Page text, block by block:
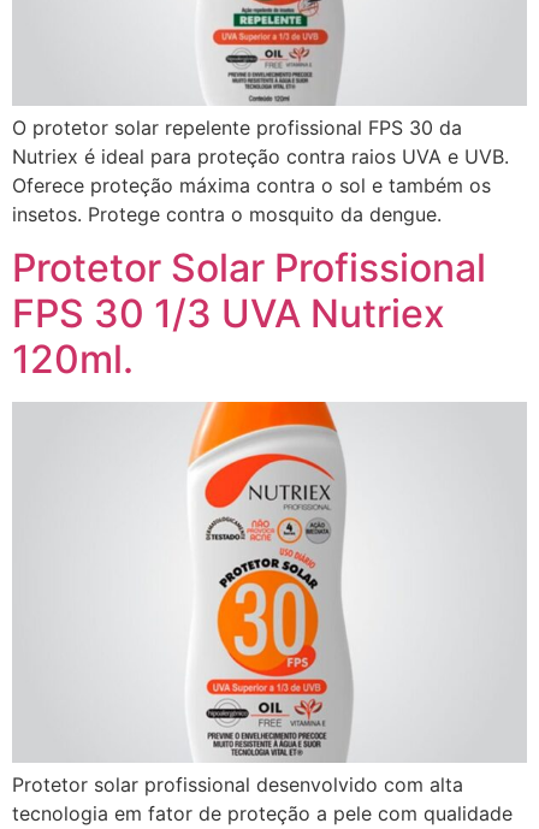
O protetor solar repelente profissional FPS 30 da
Nutriex é ideal para proteção contra raios UVA e UVB.
Oferece proteção máxima contra o sol e também os
insetos. Protege contra o mosquito da dengue.
Protetor Solar Profissional
FPS 30 1/3 UVA Nutriex
120ml.
Protetor solar profissional desenvolvido com alta
tecnologia em fator de proteção a pele com qualidade